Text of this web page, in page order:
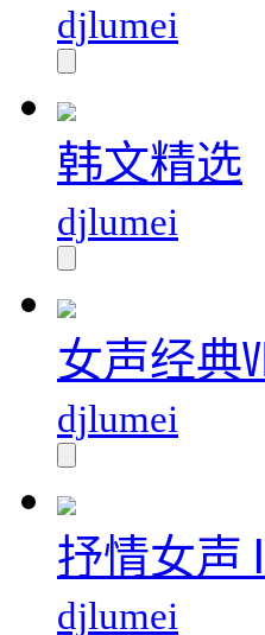
djlumei
韩文精选
djlumei
女声经典Ⅷ
djlumei
抒情女声Ⅱ
djlumei